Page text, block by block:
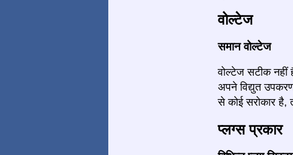
वोल्टेज
समान वोल्टेज
वोल्टेज सटीक नहीं
अपने विद्युत
से कोई सरोकार
प्लग्स प्रकार